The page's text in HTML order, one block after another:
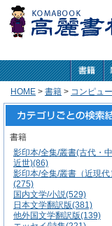
HOME > 書籍 > コンピュ
書籍
影印本/全集/叢書(古代・中
近世)(86)
影印本/全集/叢書（近現代
(275)
国内文学/小説(529)
日本文学翻訳版(381)
他外国文学翻訳版(139)